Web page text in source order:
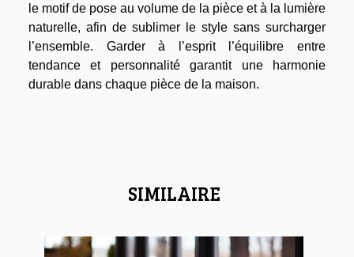
le motif de pose au volume de la pièce et à la lumière
naturelle, afin de sublimer le style sans surcharger
l’ensemble. Garder à l’esprit l’équilibre entre
tendance et personnalité garantit une harmonie
durable dans chaque pièce de la maison.
SIMILAIRE